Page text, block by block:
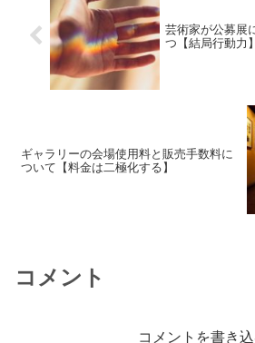
芸術家が公募展
つ【結局行動力】
ギャラリーの会場使用料と販売手数料に
ついて【料金は二極化する】
コメント
コメントを書き